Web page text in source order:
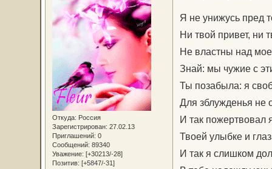
Откуда: Россия
Зарегистрирован: 27.02.13
Приглашений: 0
Сообщений: 89340
Уважение: [+30213/-28]
Позитив: [+5847/-31]
Я не унижусь пред
Ни твой привет, ни
Не властны над
Знай: мы чужие с
Ты позабыла: я
Для зблужденья не
И так пожертвовал
Твоей улыбке и
И так я слишком